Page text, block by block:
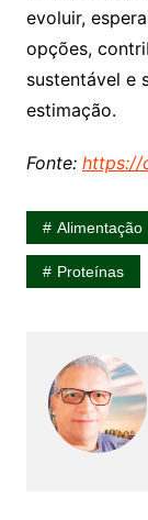
evoluir,
opções,
sustentável e
estimação.
Fonte: https://
Alimentação
Proteínas